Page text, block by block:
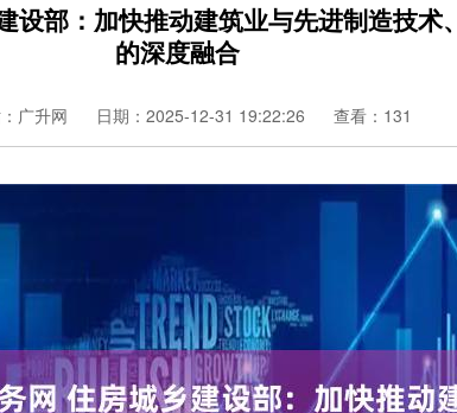
设部：加快推动建筑业与先进制造技术
的深度融合
广升网 日期：2025-12-31 19:22:26 查看：131